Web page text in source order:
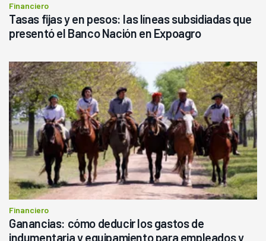
Financiero
Tasas fijas y en pesos: las líneas subsidiadas que
presentó el Banco Nación en Expoagro
Financiero
Ganancias: cómo deducir los gastos de
indumentaria y equipamiento para empleados y